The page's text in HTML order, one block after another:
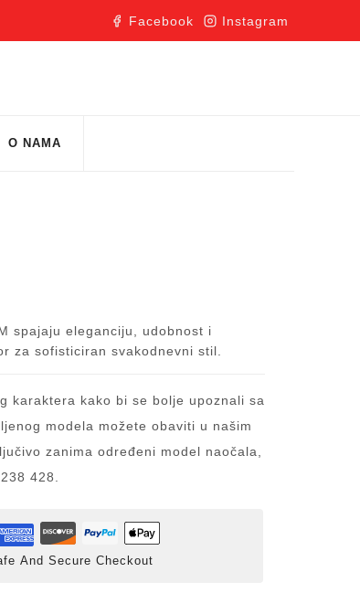
Facebook Instagram
O NAMA
spajaju eleganciju, udobnost i
za sofisticiran svakodnevni stil.
karaktera kako bi se bolje upoznali sa
modela možete obaviti u našim
zanima određeni model naočala,
428.
And Secure Checkout